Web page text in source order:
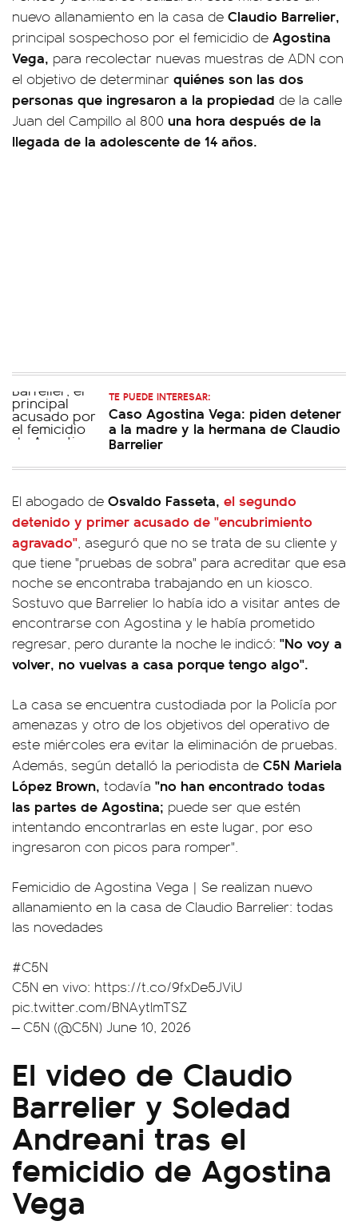
nuevo allanamiento en la casa de Claudio Barrelier,
principal sospechoso por el femicidio de Agostina
Vega, para recolectar nuevas muestras de ADN con
el objetivo de determinar quiénes son las dos
personas que ingresaron a la propiedad de la calle
Juan del Campillo al 800 una hora después de la
llegada de la adolescente de 14 años.
TE PUEDE INTERESAR:
Caso Agostina Vega: piden detener
a la madre y la hermana de Claudio
Barrelier
El abogado de Osvaldo Fasseta, el segundo
detenido y primer acusado de "encubrimiento
agravado", aseguró que no se trata de su cliente y
que tiene "pruebas de sobra" para acreditar que esa
noche se encontraba trabajando en un kiosco.
Sostuvo que Barrelier lo había ido a visitar antes de
encontrarse con Agostina y le había prometido
regresar, pero durante la noche le indicó: "No voy a
volver, no vuelvas a casa porque tengo algo".
La casa se encuentra custodiada por la Policía por
amenazas y otro de los objetivos del operativo de
este miércoles era evitar la eliminación de pruebas.
Además, según detalló la periodista de C5N Mariela
López Brown, todavía "no han encontrado todas
las partes de Agostina; puede ser que estén
intentando encontrarlas en este lugar, por eso
ingresaron con picos para romper".
Femicidio de Agostina Vega | Se realizan nuevo
allanamiento en la casa de Claudio Barrelier: todas
las novedades
#C5N
C5N en vivo: https://t.co/9fxDe5JViU
pic.twitter.com/BNAytlmTSZ
— C5N (@C5N) June 10, 2026
El video de Claudio
Barrelier y Soledad
Andreani tras el
femicidio de Agostina
Vega